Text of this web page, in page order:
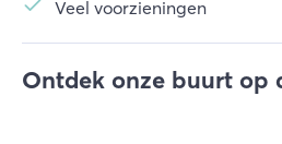
Veel voorzieningen
Ontdek onze buurt op